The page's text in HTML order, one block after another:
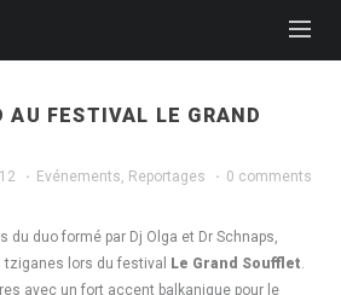
AU FESTIVAL LE GRAND
· Evénements, Reportages · 0 comments
du duo formé par Dj Olga et Dr Schnaps,
lors du festival
Le Grand Soufflet.
avec un fort accent balkanique pour le